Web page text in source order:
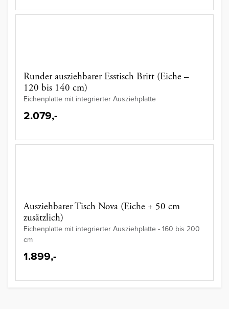
Runder ausziehbarer Esstisch Britt (Eiche –
120 bis 140 cm)
Eichenplatte mit integrierter Ausziehplatte
2.079,-
Ausziehbarer Tisch Nova (Eiche + 50 cm
zusätzlich)
Eichenplatte mit integrierter Ausziehplatte - 160 bis 200
cm
1.899,-